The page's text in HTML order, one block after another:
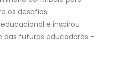
os desafios
e inspirou
das futuras educadoras –